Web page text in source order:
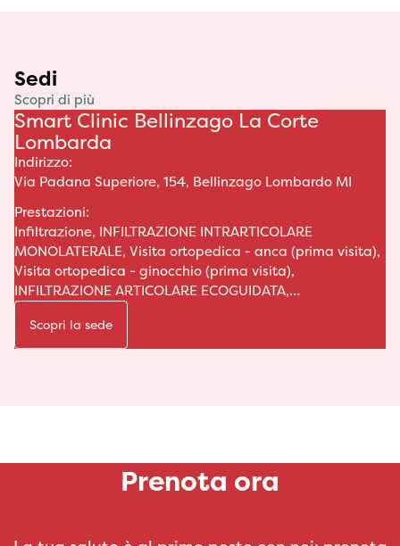
Sedi
Scopri di più
Smart Clinic Bellinzago La Corte
Lombarda
Indirizzo:
Via Padana Superiore, 154, Bellinzago Lombardo MI
Prestazioni:
Infiltrazione, INFILTRAZIONE INTRARTICOLARE
MONOLATERALE, Visita ortopedica - anca (prima visita),
Visita ortopedica - ginocchio (prima visita),
INFILTRAZIONE ARTICOLARE ECOGUIDATA,
INFILTRAZIONE INTRARTICOLARE PICCOLE
ARTICOLAZIONI
Scopri la sede